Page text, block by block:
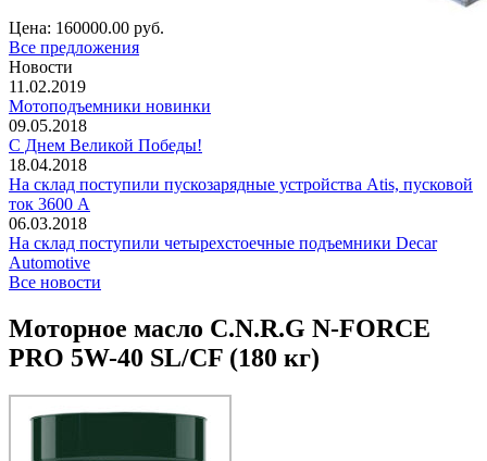
Цена: 160000.00 руб.
Все предложения
Новости
11.02.2019
Мотоподъемники новинки
09.05.2018
С Днем Великой Победы!
18.04.2018
На склад поступили пускозарядные устройства Atis, пусковой
ток 3600 А
06.03.2018
На склад поступили четырехстоечные подъемники Decar
Automotive
Все новости
Моторное масло C.N.R.G N-FORCE
PRO 5W-40 SL/CF (180 кг)